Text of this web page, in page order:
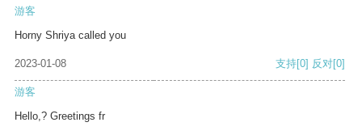
游客
Horny Shriya called you
2023-01-08 支持[0] 反对[0]
游客
Hello,? Greetings fr